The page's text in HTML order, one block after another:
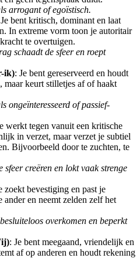
arrogant of egoïstisch.
bent kritisch, dominant en laat
In extreme vorm toon je autoritair
te overtuigen.
schaadt de sfeer en roept
ik): Je bent gereserveerd en houdt
keurt stilletjes af of haakt
ongeïnteresseerd of passief-
werkt tegen vanuit een kritische
in verzet, maar verzet je subtiel
Bijvoorbeeld door te zuchten, te
sfeer creëren en lokt vaak strenge
zoekt bevestiging en past je
en neemt zelden zelf het
overkomen en beperkt
: Je bent meegaand, vriendelijk en
af op anderen en houdt rekening